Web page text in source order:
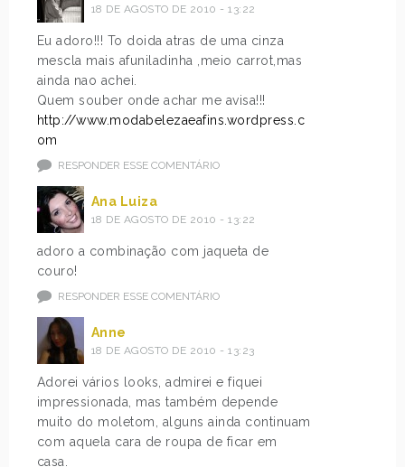
18 DE AGOSTO DE 2010 - 13:22
Eu adoro!!! To doida atras de uma cinza
mescla mais afuniladinha ,meio carrot,mas
ainda nao achei.
Quem souber onde achar me avisa!!!
http://www.modabelezaeafins.wordpress.c
om
RESPONDER ESSE COMENTÁRIO
Ana Luiza
18 DE AGOSTO DE 2010 - 13:22
adoro a combinação com jaqueta de
couro!
RESPONDER ESSE COMENTÁRIO
Anne
18 DE AGOSTO DE 2010 - 13:23
Adorei vários looks, admirei e fiquei
impressionada, mas também depende
muito do moletom, alguns ainda continuam
com aquela cara de roupa de ficar em
casa.